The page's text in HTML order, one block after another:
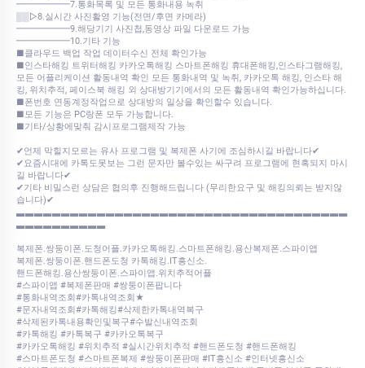
━━━━━━7.통화목록 및 모든 통화내용 녹취
▒▒▷8.실시간 사진활영 기능(전면/후면 카메라)
━━━━━━9.해당기기 사진첩,동영상 파일 다운로드 가능
━━━━━━10.기타 기능
■클라우드 백업 작업 데이터수신 전체 확인가능
■인스타해킹 트위터해킹 카카오톡해킹 스마트폰해킹 휴대폰해킹,인스타그램해킹,
모든 어플리케이션 활동내역 확인 모든 통화내역 및 녹취, 카카오톡 해킹, 인스타 해
킹, 위치추적, 페이스북 해킹 외 상대방기기에서의 모든 활동내역 확인가능하십니다.
■폰번호 연동계정작업으로 상대방의 일상을 확인할수 있습니다.
■모든 기능은 PC랑폰 모두 가능합니다.
■기타/상황에맞춰 감시프로그램제작 가능
✔언제 막힐지모르는 유사 프로그램 및 복제폰 사기에 조심하시길 바랍니다✔
✔요즘시대에 카톡도못보는 그런 문자만 볼수있는 싸구려 프로그램에 현혹되지 마시
길 바랍니다✔
✔기타 비밀스런 상담은 협의후 진행해드립니다 (무리한요구 및 해킹의뢰는 받지않
습니다)✔
▃▃▃▃▃▃▃▃▃▃▃▃▃▃▃▃▃▃▃▃▃▃▃▃▃▃▃▃▃▃▃▃▃▃▃▃▃
▃▃▃▃▃▃▃▃▃▃
복제폰.쌍둥이폰.도청어플.카카오톡해킹.스마트폰해킹.용산복제폰.스파이앱
복제폰.쌍둥이폰.핸드폰도청 카톡해킹.IT흥신소.
핸드폰해킹.용산쌍둥이폰.스파이앱.위치추적어플
#스파이앱 #복제폰판매 #쌍둥이폰팝니다
#통화내역조회#카톡내역조회★
#문자내역조회#카톡해킹#삭제한카톡내역복구
#삭제된카톡내용확인및복구#수발신내역조회
#카톡해킹 #카톡복구 #카카오톡복구
#카카오톡해킹 #위치추적 #실시간위치추적 #핸드폰도청 #핸드폰해킹
#스마트폰도청 #스마트폰복제 #쌍둥이폰판매 #IT흥신소 #인터넷흥신소